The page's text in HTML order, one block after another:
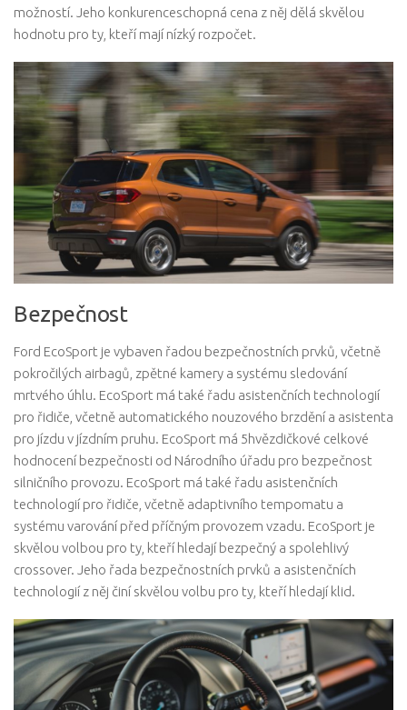
možností. Jeho konkurenceschopná cena z něj dělá skvělou
hodnotu pro ty, kteří mají nízký rozpočet.
Bezpečnost
Ford EcoSport je vybaven řadou bezpečnostních prvků, včetně
pokročilých airbagů, zpětné kamery a systému sledování
mrtvého úhlu. EcoSport má také řadu asistenčních technologií
pro řidiče, včetně automatického nouzového brzdění a asistenta
pro jízdu v jízdním pruhu. EcoSport má 5hvězdičkové celkové
hodnocení bezpečnosti od Národního úřadu pro bezpečnost
silničního provozu. EcoSport má také řadu asistenčních
technologií pro řidiče, včetně adaptivního tempomatu a
systému varování před příčným provozem vzadu. EcoSport je
skvělou volbou pro ty, kteří hledají bezpečný a spolehlivý
crossover. Jeho řada bezpečnostních prvků a asistenčních
technologií z něj činí skvělou volbu pro ty, kteří hledají klid.